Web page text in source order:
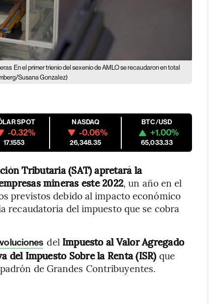
En el primer trienio del sexenio de AMLO se recaudaron en total
Susana Gonzalez)
SPOT
-0.32%
17.1553
NASDAQ
-0.06%
26,348.35
BTC/USD
+1.00%
65,033.33
Tributaria (SAT) apretará la
mineras este 2022, un año en el
previstos debido al impacto económico
recaudatoria del impuesto que se cobra
del Impuesto al Valor Agregado
del Impuesto Sobre la Renta (ISR) que
de Grandes Contribuyentes.